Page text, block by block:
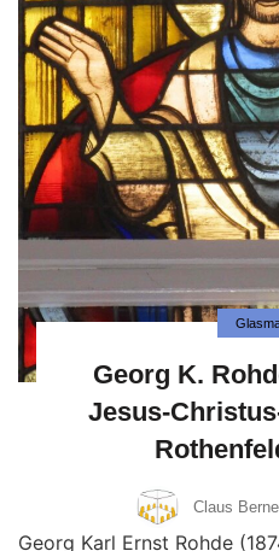
Georg K.
Jesus-
Claus
Georg Karl Ernst Rohde